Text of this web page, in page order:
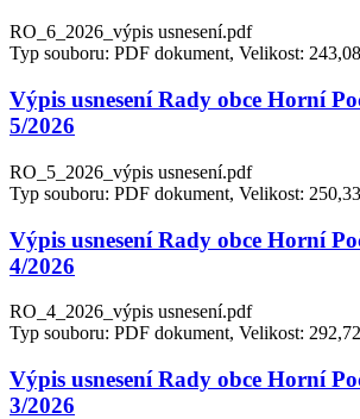
RO_6_2026_výpis usnesení.pdf
Typ souboru: PDF dokument, Velikost:
Výpis usnesení Rady obce Horní
5/2026
RO_5_2026_výpis usnesení.pdf
Typ souboru: PDF dokument, Velikost:
Výpis usnesení Rady obce Horní
4/2026
RO_4_2026_výpis usnesení.pdf
Typ souboru: PDF dokument, Velikost:
Výpis usnesení Rady obce Horní
3/2026